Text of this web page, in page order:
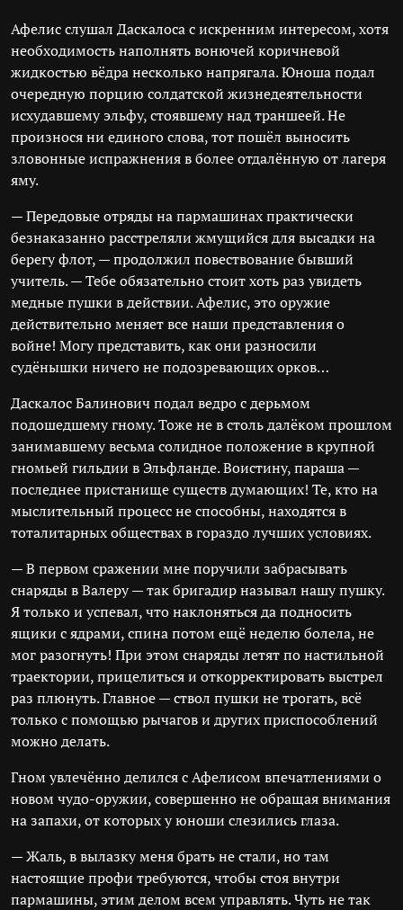
Афелис слушал Даскалоса с искренним интересом, хотя
необходимость наполнять вонючей коричневой
жидкостью вёдра несколько напрягала. Юноша подал
очередную порцию солдатской жизнедеятельности
исхудавшему эльфу, стоявшему над траншеей. Не
произнося ни единого слова, тот пошёл выносить
зловонные испражнения в более отдалённую от лагеря
яму.
— Передовые отряды на пармашинах практически
безнаказанно расстреляли жмущийся для высадки на
берегу флот, — продолжил повествование бывший
учитель. — Тебе обязательно стоит хоть раз увидеть
медные пушки в действии. Афелис, это оружие
действительно меняет все наши представления о
войне! Могу представить, как они разносили
судёнышки ничего не подозревающих орков…
Даскалос Балинович подал ведро с дерьмом
подошедшему гному. Тоже не в столь далёком прошлом
занимавшему весьма солидное положение в крупной
гномьей гильдии в Эльфланде. Воистину, параша —
последнее пристанище существ думающих! Те, кто на
мыслительный процесс не способны, находятся в
тоталитарных обществах в гораздо лучших условиях.
— В первом сражении мне поручили забрасывать
снаряды в Валеру — так бригадир называл нашу пушку.
Я только и успевал, что наклоняться да подносить
ящики с ядрами, спина потом ещё неделю болела, не
мог разогнуть! При этом снаряды летят по настильной
траектории, прицелиться и откорректировать выстрел
раз плюнуть. Главное — ствол пушки не трогать, всё
только с помощью рычагов и других приспособлений
можно делать.
Гном увлечённо делился с Афелисом впечатлениями о
новом чудо-оружии, совершенно не обращая внимания
на запахи, от которых у юноши слезились глаза.
— Жаль, в вылазку меня брать не стали, но там
настоящие профи требуются, чтобы стоя внутри
пармашины, этим делом всем управлять. Чуть не так